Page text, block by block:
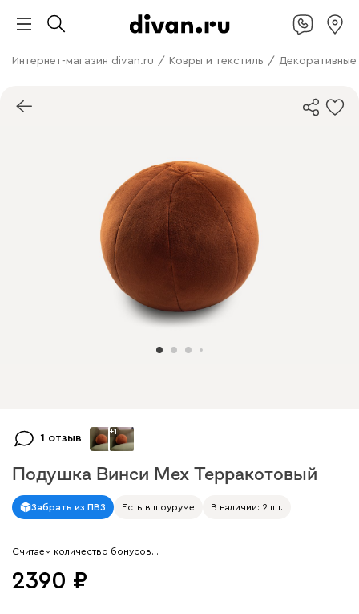
Интернет-магазин divan.ru / Ковры и текстиль /
1 отзыв
+1
Подушка Винси Мех Терракотовый
Арт. 268217
Забрать из ПВЗ Есть в шоуруме В наличии: 2 шт.
Считаем количество бонусов…
2390